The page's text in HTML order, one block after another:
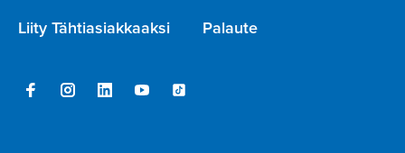
Liity Tähtiasiakkaaksi Palaute